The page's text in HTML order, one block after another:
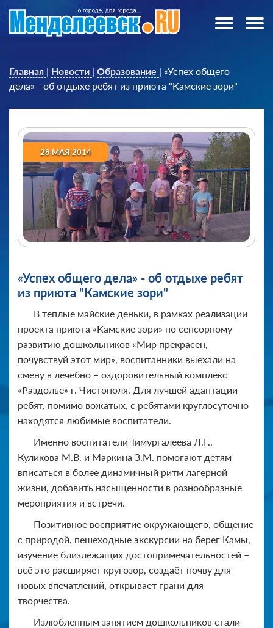
Главная | Новости | Образование | «Успех общего
дела» - об отдыхе ребят из приюта "Камские зори"
28 МАЯ 2014
«Успех общего дела» - об отдыхе ребят
из приюта "Камские зори"
В теплые майские деньки, в рамках реализации
проекта приюта «Камские зори» по сенсорному
развитию дошкольников «Мир прекрасен,
почувствуй этот мир», воспитанники выехали на
смену в лечебно – оздоровительный комплекс
«Раздолье» г. Чистополя. Для лучшей адаптации
ребят, помимо вожатых, с ребятами круглосуточно
находятся любимые воспитатели.
Именно воспитатели Тимургалеева Л.Г.,
Куликова М.В. и Маркина З.М. помогают детям
вписаться в более динамичный ритм лагерной
жизни, добавить насыщенности в разнообразные
мероприятия и встречи.
Позитивное восприятие окружающего, общение
с природой, пешеходные экскурсии на берег Камы,
изучение близлежащих достопримечательностей –
всё это расширяет кругозор, создаёт почву для
новых впечатлений, открывает грани для
творчества.
Излюбленным занятием дошкольников стали